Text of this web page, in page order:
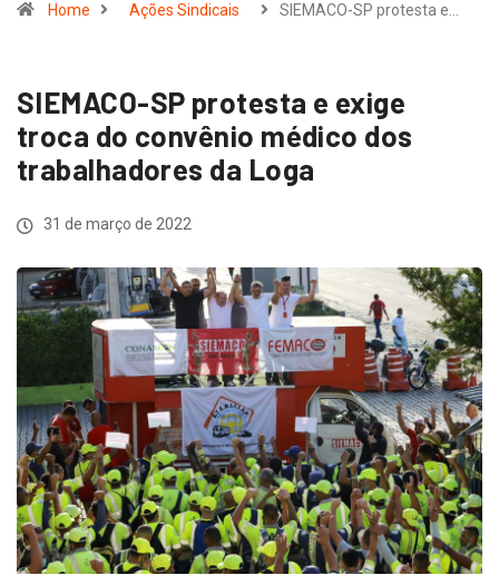
Home Ações Sindicais SIEMACO-SP protesta e…
SIEMACO-SP protesta e exige
troca do convênio médico dos
trabalhadores da Loga
31 de março de 2022